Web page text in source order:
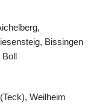
Bissingen
Boll
Weilheim